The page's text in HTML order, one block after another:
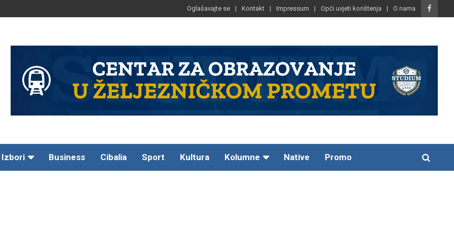
Oglašavajte se Kontakt Impressum Opći uvjeti korištenja O nama
Izbori Business Cibalia Sport Kultura Kolumne Native Promo